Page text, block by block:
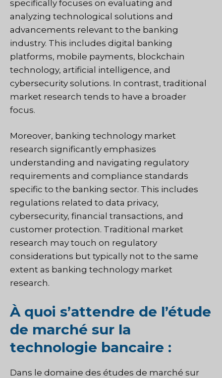
specifically focuses on evaluating and
analyzing technological solutions and
advancements relevant to the banking
industry. This includes digital banking
platforms, mobile payments, blockchain
technology, artificial intelligence, and
cybersecurity solutions. In contrast, traditional
market research tends to have a broader
focus.
Moreover, banking technology market
research significantly emphasizes
understanding and navigating regulatory
requirements and compliance standards
specific to the banking sector. This includes
regulations related to data privacy,
cybersecurity, financial transactions, and
customer protection. Traditional market
research may touch on regulatory
considerations but typically not to the same
extent as banking technology market
research.
À quoi s’attendre de l’étude
de marché sur la
technologie bancaire :
Dans le domaine des études de marché sur